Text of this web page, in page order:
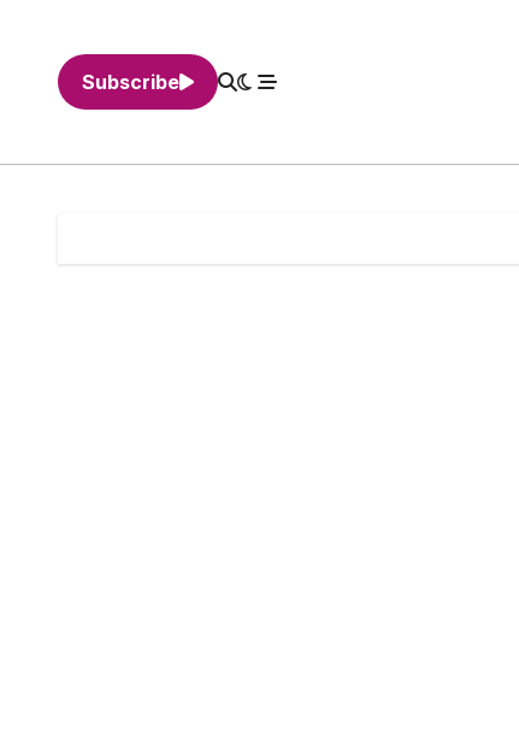
Subscribe